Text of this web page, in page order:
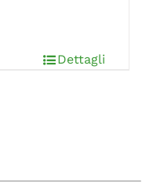
Dettagli